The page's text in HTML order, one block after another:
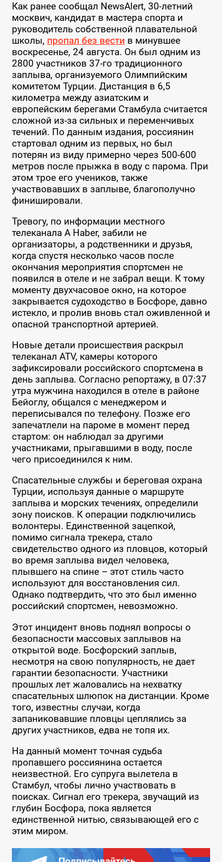
Как ранее сообщал NewsAlert, 30-летний
москвич, кандидат в мастера спорта и
руководитель собственной плавательной
школы, пропал без вести в минувшее
воскресенье, 24 августа. Он был одним из
2800 участников 37-го традиционного
заплыва, организуемого Олимпийским
комитетом Турции. Дистанция в 6,5
километра между азиатским и
европейским берегами Стамбула считается
сложной из-за сильных и переменчивых
течений. По данным издания, россиянин
стартовал одним из первых, но был
потерян из виду примерно через 500-600
метров после прыжка в воду с парома. При
этом трое его учеников, также
участвовавших в заплыве, благополучно
финишировали.
Тревогу, по информации местного
телеканала A Haber, забили не
организаторы, а родственники и друзья,
когда спустя несколько часов после
окончания мероприятия спортсмен не
появился в отеле и не забрал вещи. К тому
моменту двухчасовое окно, на которое
закрывается судоходство в Босфоре, давно
истекло, и пролив вновь стал оживленной и
опасной транспортной артерией.
Новые детали происшествия раскрыл
телеканал ATV, камеры которого
зафиксировали российского спортсмена в
день заплыва. Согласно репортажу, в 07:37
утра мужчина находился в отеле в районе
Бейоглу, общался с менеджером и
переписывался по телефону. Позже его
запечатлели на пароме в момент перед
стартом: он наблюдал за другими
участниками, прыгавшими в воду, после
чего присоединился к ним.
Спасательные службы и береговая охрана
Турции, используя данные о маршруте
заплыва и морских течениях, определили
зону поисков. К операции подключились
волонтеры. Единственной зацепкой,
помимо сигнала трекера, стало
свидетельство одного из пловцов, который
во время заплыва видел человека,
плывшего на спине – этот стиль часто
используют для восстановления сил.
Однако подтвердить, что это был именно
российский спортсмен, невозможно.
Этот инцидент вновь поднял вопросы о
безопасности массовых заплывов на
открытой воде. Босфорский заплыв,
несмотря на свою популярность, не дает
гарантии безопасности. Участники
прошлых лет жаловались на нехватку
спасательных шлюпок на дистанции. Кроме
того, известны случаи, когда
запаниковавшие пловцы цеплялись за
других участников, едва не топя их.
На данный момент точная судьба
пропавшего россиянина остается
неизвестной. Его супруга вылетела в
Стамбул, чтобы лично участвовать в
поисках. Сигнал его трекера, звучащий из
глубин Босфора, пока является
единственной нитью, связывающей его с
этим миром.